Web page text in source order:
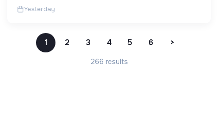
Yesterday
1 2 3 4 5 6 >
266 results